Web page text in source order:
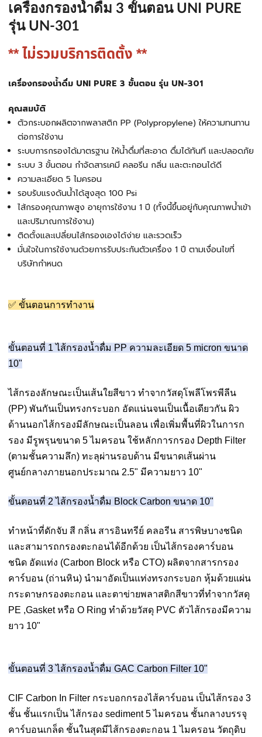
เครื่องกรองน้ำดื่ม 3 ขั้นตอน UNI PURE
รุ่น UN-301
** ไม่รวมบริการติดตั้ง **
เครื่องกรองน้ำดื่ม UNI PURE 3 ขั้นตอน รุ่น UN-301
คุณสมบัติ
ตัวกระบอกผลิตจากพลาสติก PP (Polypropylene) ให้ความทนทาน
ต่อการใช้งาน
ระบบการกรองได้มาตรฐาน ให้น้ำดื่มที่สะอาด ดื่มได้ทันที และปลอดภัย
ระบบ 3 ขั้นตอน กำจัดสารเคมี คลอรีน กลิ่น และตะกอนได้ดี
ความละเอียด 5 ไมครอน
รอบรับแรงดันน้ำได้สูงสุด 100 Psi
ไส้กรองคุณภาพสูง อายุการใช้งาน 1 ปี (ทั้งนี้ขึ้นอยู่กับคุณภาพน้ำเข้า
และปริมาณการใช้งาน)
ติดตั้งและเปลี่ยนไส้กรองเองได้ง่าย และรวดเร็ว
มั่นใจในการใช้งานด้วยการรับประกันตัวเครื่อง 1 ปี ตามเงื่อนไขที่
บริษัทกำหนด
✅ ขั้นตอนการทำงาน
ขั้นตอนที่ 1 ไส้กรองน้ำดื่ม PP ความละเอียด 5 micron ขนาด
10"
ไส้กรองลักษณะเป็นเส้นใยสีขาว ทำจากวัสดุโพลีโพรพีลีน
(PP) พันกันเป็นทรงกระบอก อัดแน่นจนเป็นเนื้อเดียวกัน ผิว
ด้านนอกไส้กรองมีลักษณะเป็นลอน เพื่อเพิ่มพื้นที่ผิวในการก
รอง มีรูพรุนขนาด 5 ไมครอน ใช้หลักการกรอง Depth Filter
(ตามชั้นความลึก) ทะลุผ่านรอบด้าน มีขนาดเส้นผ่าน
ศูนย์กลางภายนอกประมาณ 2.5" มีความยาว 10"
ขั้นตอนที่ 2 ไส้กรองน้ำดื่ม Block Carbon ขนาด 10"
ทำหน้าที่ดักจับ สี กลิ่น สารอินทรีย์ คลอรีน สารพิษบางชนิด
และสามารถกรองตะกอนได้อีกด้วย เป็นไส้กรองคาร์บอน
ชนิด อัดแท่ง (Carbon Block หรือ CTO) ผลิตจากสารกรอง
คาร์บอน (ถ่านหิน) นำมาอัดเป็นแท่งทรงกระบอก หุ้มด้วยแผ่น
กระดาษกรองตะกอน และตาข่ายพลาสติกสีขาวที่ทำจากวัสดุ
PE ,Gasket หรือ O Ring ทำด้วยวัสดุ PVC ตัวไส้กรองมีความ
ยาว 10"
ขั้นตอนที่ 3 ไส้กรองน้ำดื่ม GAC Carbon Filter 10"
CIF Carbon In Filter กระบอกกรองไส้คาร์บอน เป็นไส้กรอง 3
ชั้น ชั้นแรกเป็น ไส้กรอง sediment 5 ไมครอน ชั้นกลางบรรจุ
คาร์บอนเกล็ด ชั้นในสุดมีไส้กรองตะกอน 1 ไมครอน วัตถุดิบ